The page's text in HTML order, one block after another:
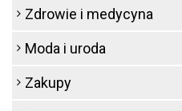
Zdrowie i medycyna
Moda i uroda
Zakupy